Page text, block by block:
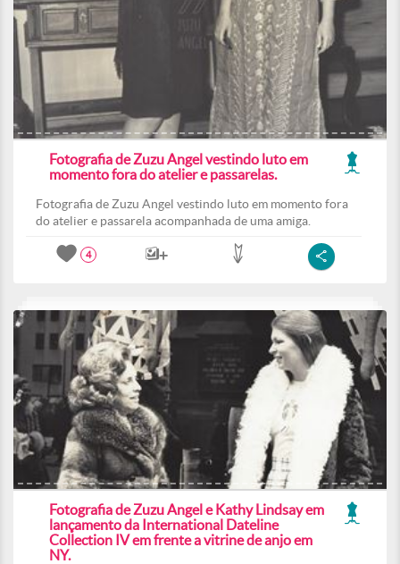
Fotografia de Zuzu Angel vestindo luto em
momento fora do atelier e passarelas.
Fotografia de Zuzu Angel vestindo luto em momento fora
do atelier e passarela acompanhada de uma amiga.
4
Fotografia de Zuzu Angel e Kathy Lindsay em
lançamento da International Dateline
Collection IV em frente a vitrine de anjo em
NY.